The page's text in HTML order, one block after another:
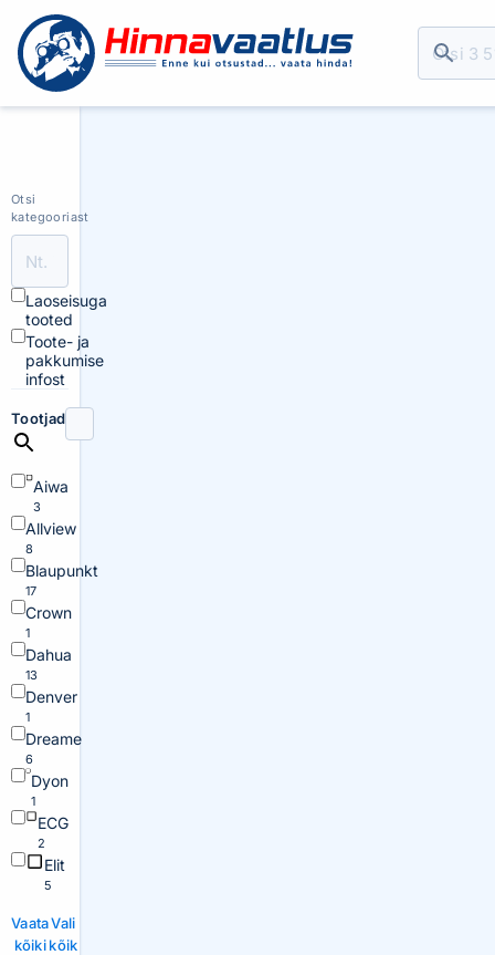
Otsi
kategooriast
Laoseisuga
tooted
Toote- ja
pakkumise
infost
Tootjad
Aiwa
3
Allview
8
Blaupunkt
17
Crown
1
Dahua
13
Denver
1
Dreame
6
Dyon
1
ECG
2
Elit
5
Vaata
kõiki
Vali
kõik